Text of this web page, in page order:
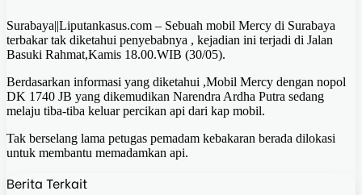
Surabaya||Liputankasus.com – Sebuah mobil Mercy di Surabaya
terbakar tak diketahui penyebabnya , kejadian ini terjadi di Jalan
Basuki Rahmat,Kamis 18.00.WIB (30/05).
Berdasarkan informasi yang diketahui ,Mobil Mercy dengan nopol
DK 1740 JB yang dikemudikan Narendra Ardha Putra sedang
melaju tiba-tiba keluar percikan api dari kap mobil.
Tak berselang lama petugas pemadam kebakaran berada dilokasi
untuk membantu memadamkan api.
Berita Terkait